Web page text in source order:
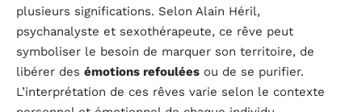
plusieurs significations. Selon Alain Héril,
psychanalyste et sexothérapeute, ce rêve peut
symboliser le besoin de marquer son territoire, de
libérer des émotions refoulées ou de se purifier.
L’interprétation de ces rêves varie selon le contexte